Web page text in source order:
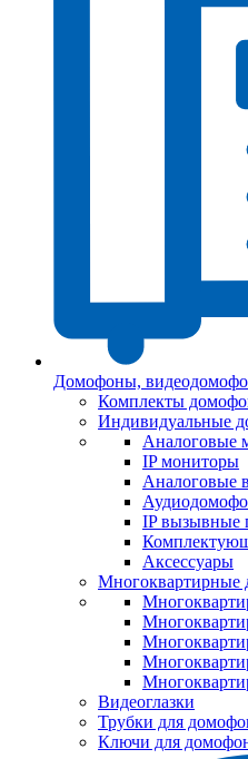
Домофоны,
Комплекты
Индивидуальные
Аналоговые
IP мониторы
Аналоговые
IP вызывные
Аксессуары
Многоквартирные
Видеоглазки
Трубки для
Ключи для